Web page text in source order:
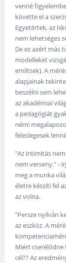
venné
követte el a
Egyetértek, az
nem lehetséges
De ez azért más
modelleket
említsek). A
alapjainak
beszélni sem
az akadémiai
a pedagógiát
némi
feleslegesek
"Az intimitás
nem verseny." -
meg a munka
életre készíti fel
az volna.
"Persze nyilván
az eszköz. A
Miért cserélődne
cél?? Az